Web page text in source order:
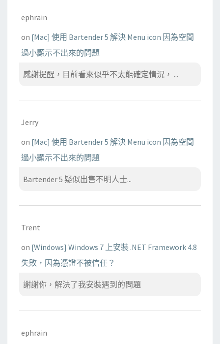
ephrain
on [Mac] 使用 Bartender 5 解決 Menu icon 因為空間
過小顯示不出來的問題
感謝提醒，目前看來似乎不太能確定情況， ...
Jerry
on [Mac] 使用 Bartender 5 解決 Menu icon 因為空間
過小顯示不出來的問題
Bartender 5 疑似出售不明人士...
Trent
on [Windows] Windows 7 上安裝 .NET Framework 4.8
失敗，因為憑證不被信任？
謝謝你，解決了我安裝遇到的問題
ephrain